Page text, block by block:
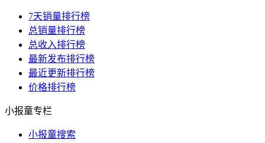
7天销量排行榜
总销量排行榜
总收入排行榜
最新发布排行榜
最近更新排行榜
价格排行榜
小报童专栏
小报童搜索